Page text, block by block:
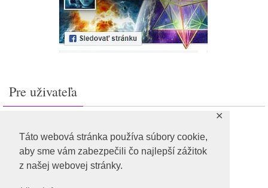
Táto webová stránka používa súbory cookie,
aby sme vám zabezpečili čo najlepší zážitok
z našej webovej stránky.
✕
Pre uživateľa
Feed záznamov
RSS feed komentárov
WordPress.org